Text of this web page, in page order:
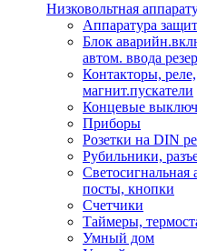
Низковольтная
Аппаратура
Блок
автом. ввода
Контакторы, реле,
магнит.пускатели
Концевые
Приборы
Розетки на DIN
Рубильники,
Светосигнальная
посты, кнопки
Счетчики
Таймеры,
Умный дом